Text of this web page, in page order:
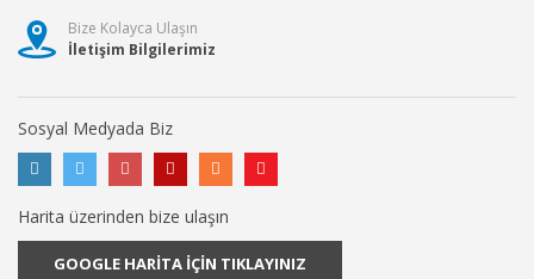
Bize Kolayca Ulaşın
İletişim Bilgilerimiz
Sosyal Medyada Biz
Harita üzerinden bize ulaşın
GOOGLE HARİTA İÇİN TIKLAYINIZ